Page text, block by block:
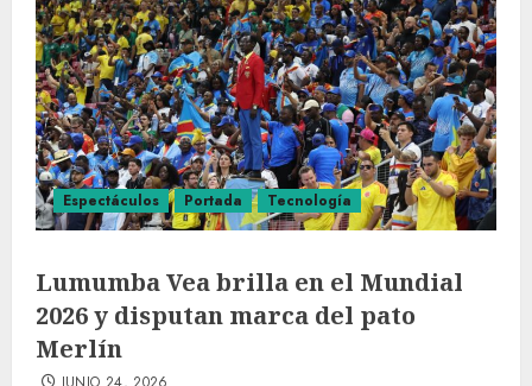
Espectáculos Portada Tecnología
Lumumba Vea brilla en el Mundial
2026 y disputan marca del pato
Merlín